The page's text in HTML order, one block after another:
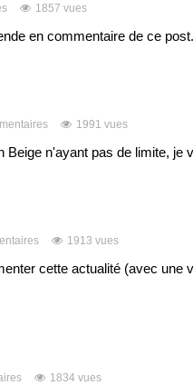
1857 vues
en commentaire de ce post.
1991 vues
Beige n'ayant pas de limite,
1913 vues
cette actualité (avec
1834 vues